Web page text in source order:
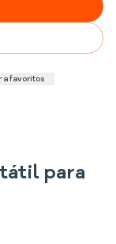
a favoritos
para